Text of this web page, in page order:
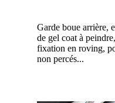
Garde boue arrière,
de gel coat à
fixation en roving,
non percés...